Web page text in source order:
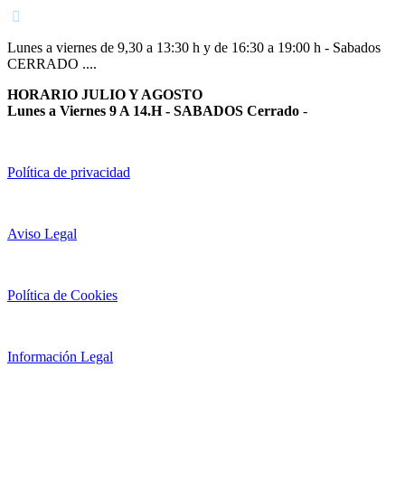
Lunes a viernes de 9,30 a 13:30 h y de 16:30 a 19:00 h - Sabados
CERRADO ....
HORARIO JULIO Y AGOSTO
Lunes a Viernes 9 A 14.H - SABADOS Cerrado -
Política de privacidad
Aviso Legal
Política de Cookies
Información Legal